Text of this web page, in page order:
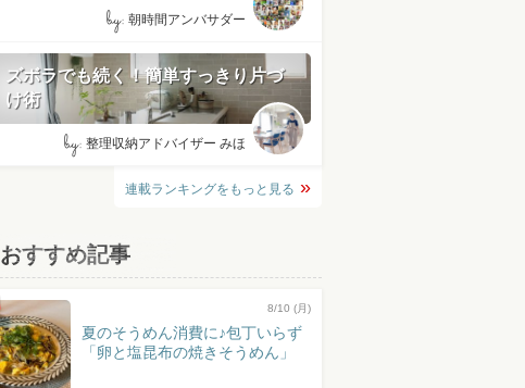
by: 朝時間アンバサダー
ズボラでも続く！簡単すっきり片づ
け術
by: 整理収納アドバイザー みほ
連載ランキングをもっと見る
おすすめ記事
8/10 (月)
夏のそうめん消費に♪包丁いらず
「卵と塩昆布の焼きそうめん」